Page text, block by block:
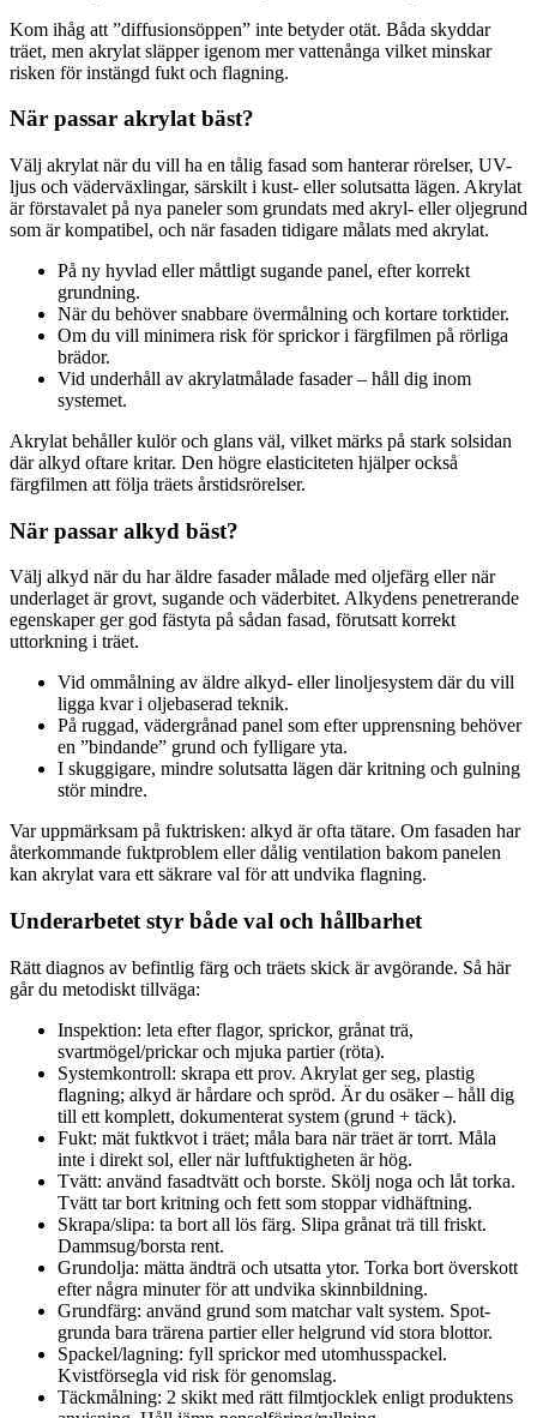
Kom ihåg att ”diffusionsöppen” inte betyder otät. Båda skyddar
träet, men akrylat släpper igenom mer vattenånga vilket minskar
risken för instängd fukt och flagning.
När passar akrylat bäst?
Välj akrylat när du vill ha en tålig fasad som hanterar rörelser, UV-
ljus och väderväxlingar, särskilt i kust- eller solutsatta lägen. Akrylat
är förstavalet på nya paneler som grundats med akryl- eller oljegrund
som är kompatibel, och när fasaden tidigare målats med akrylat.
På ny hyvlad eller måttligt sugande panel, efter korrekt
grundning.
När du behöver snabbare övermålning och kortare torktider.
Om du vill minimera risk för sprickor i färgfilmen på rörliga
brädor.
Vid underhåll av akrylatmålade fasader – håll dig inom
systemet.
Akrylat behåller kulör och glans väl, vilket märks på stark sol­sidan
där alkyd oftare kritar. Den högre elasticiteten hjälper också
färgfilmen att följa träets årstidsrörelser.
När passar alkyd bäst?
Välj alkyd när du har äldre fasader målade med oljefärg eller när
underlaget är grovt, sugande och väderbitet. Alkydens penetrerande
egenskaper ger god fästyta på sådan fasad, förutsatt korrekt
uttorkning i träet.
Vid ommålning av äldre alkyd- eller linoljesystem där du vill
ligga kvar i oljebaserad teknik.
På ruggad, vädergrånad panel som efter upprensning behöver
en ”bindande” grund och fylligare yta.
I skuggigare, mindre solutsatta lägen där kritning och gulning
stör mindre.
Var uppmärksam på fuktrisken: alkyd är ofta tätare. Om fasaden har
återkommande fuktproblem eller dålig ventilation bakom panelen
kan akrylat vara ett säkrare val för att undvika flagning.
Underarbetet styr både val och hållbarhet
Rätt diagnos av befintlig färg och träets skick är avgörande. Så här
går du metodiskt tillväga:
Inspektion: leta efter flagor, sprickor, grånat trä,
svartmögel/prickar och mjuka partier (röta).
Systemkontroll: skrapa ett prov. Akrylat ger seg, plastig
flagning; alkyd är hårdare och spröd. Är du osäker – håll dig
till ett komplett, dokumenterat system (grund + täck).
Fukt: mät fuktkvot i träet; måla bara när träet är torrt. Måla
inte i direkt sol, eller när luftfuktigheten är hög.
Tvätt: använd fasadtvätt och borste. Skölj noga och låt torka.
Tvätt tar bort kritning och fett som stoppar vidhäftning.
Skrapa/slipa: ta bort all lös färg. Slipa grånat trä till friskt.
Dammsug/borsta rent.
Grundolja: mätta ändträ och utsatta ytor. Torka bort överskott
efter några minuter för att undvika skinnbildning.
Grundfärg: använd grund som matchar valt system. Spot-
grunda bara trärena partier eller helgrund vid stora blottor.
Spackel/lagning: fyll sprickor med utomhusspackel.
Kvistförsegla vid risk för genomslag.
Täckmålning: 2 skikt med rätt filmtjocklek enligt produktens